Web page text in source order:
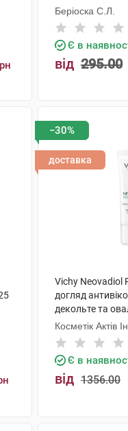
Беріоска С.Л.
Є в
від 295.00
−30%
доставка
Vichy Neovadiol
догляд
декольте та
туба
Косметік Актів
Є в
від 1356.00